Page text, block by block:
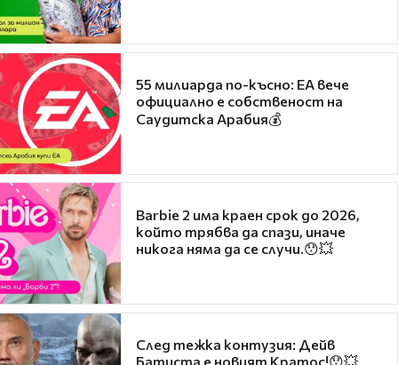
55 милиарда по-късно: EA вече
официално е собственост на
Саудитска Арабия💰
Barbie 2 има краен срок до 2026,
който трябва да спази, иначе
никога няма да се случи.😯💥
След тежка контузия: Дейв
Батиста е новият Кратос!😯💥